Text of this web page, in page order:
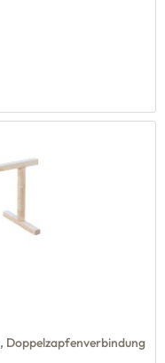
Doppelzapfenverbindung